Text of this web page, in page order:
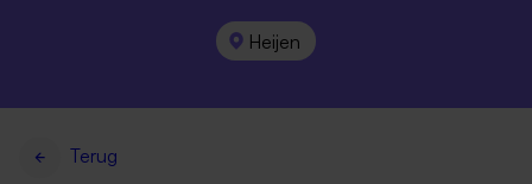
Heijen
Terug